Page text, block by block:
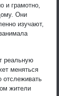
и грамотно,
Они
изучают,
реальную
меняться
отслеживать
жители